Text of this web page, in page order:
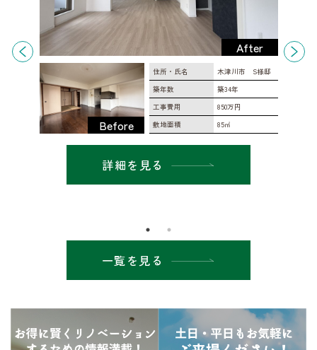
After
Before
住所・氏名
木津川市 S様邸
築年数
築34年
工事費用
850万円
敷地面積
85㎡
詳細を見る
一覧を見る